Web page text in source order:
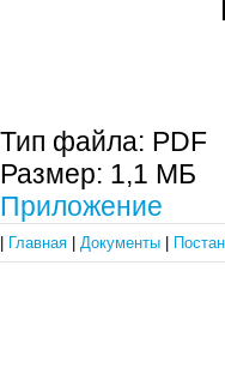
Тип файла: PDF
Размер: 1,1 МБ
Приложение
Главная Документы